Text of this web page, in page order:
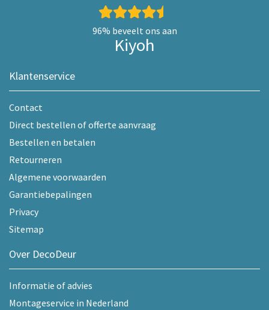
96% beveelt ons aan
Kiyoh
Klantenservice
Contact
Direct bestellen of offerte aanvraag
Bestellen en betalen
Retourneren
Algemene voorwaarden
Garantiebepalingen
Privacy
Sitemap
Over DecoDeur
Informatie of advies
Montageservice in Nederland